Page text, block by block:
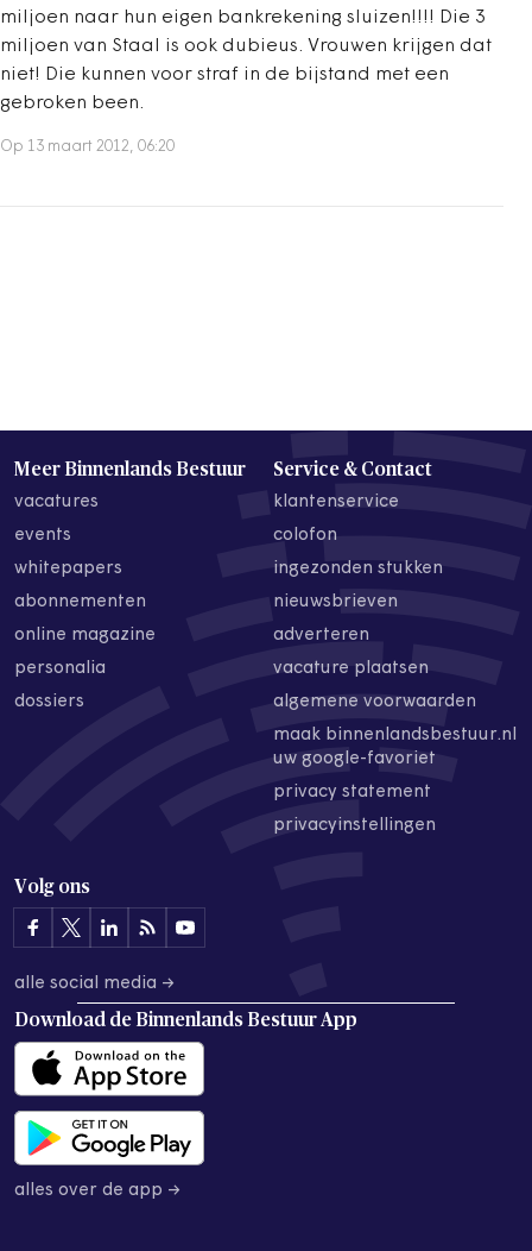
miljoen naar hun eigen bankrekening sluizen!!!! Die 3
miljoen van Staal is ook dubieus. Vrouwen krijgen dat
niet! Die kunnen voor straf in de bijstand met een
gebroken been.
Op 13 maart 2012, 06:20
Meer Binnenlands Bestuur
vacatures
events
whitepapers
abonnementen
online magazine
personalia
dossiers
Service & Contact
klantenservice
colofon
ingezonden stukken
nieuwsbrieven
adverteren
vacature plaatsen
algemene voorwaarden
maak binnenlandsbestuur.nl
uw google-favoriet
privacy statement
privacyinstellingen
Volg ons
alle social media →
Download de Binnenlands Bestuur App
alles over de app →